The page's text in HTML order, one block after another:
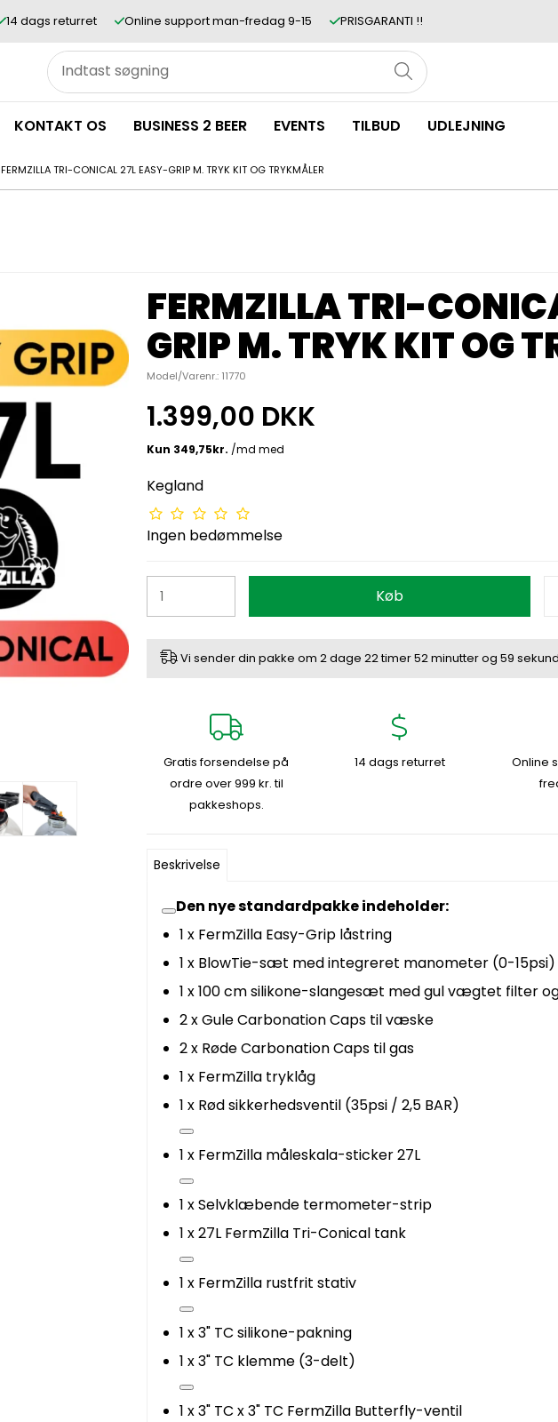
14 dags returret Online support man-fredag 9-15 PRISGARANTI !!
KONTAKT OS BUSINESS 2 BEER EVENTS TILBUD UDLEJNING
FERMZILLA TRI-CONICAL 27L EASY-GRIP M. TRYK KIT OG TRYKMÅLER
FERMZILLA TRI-
GRIP M. TRYK KIT OG
Model/Varenr.: 11770
1.399,00 DKK
Kegland
Ingen bedømmelse
Køb
Vi sender din pakke om 2 dage 22 timer52 minutterog 58
Gratis forsendelse på
ordre over 999 kr. til
pakkeshops.
14 dags returret
Online
Beskrivelse
Den nye standardpakke indeholder:
1 x FermZilla Easy-Grip låstring
1 x BlowTie-sæt med integreret manometer (0-
1 x 100 cm silikone-slangesæt med gul vægtet filter
2 x Gule Carbonation Caps til væske
2 x Røde Carbonation Caps til gas
1 x FermZilla tryklåg
1 x Rød sikkerhedsventil (35psi / 2,5 BAR)
1 x FermZilla måleskala-sticker 27L
1 x Selvklæbende termometer-strip
1 x 27L FermZilla Tri-Conical tank
1 x FermZilla rustfrit stativ
1 x 3" TC silikone-pakning
1 x 3" TC klemme (3-delt)
1 x 3" TC x 3" TC FermZilla Butterfly-ventil